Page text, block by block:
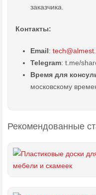
заказчика.
Контакты:
Email:
Telegram: t.me/
Время для
московскому
Рекомендованные